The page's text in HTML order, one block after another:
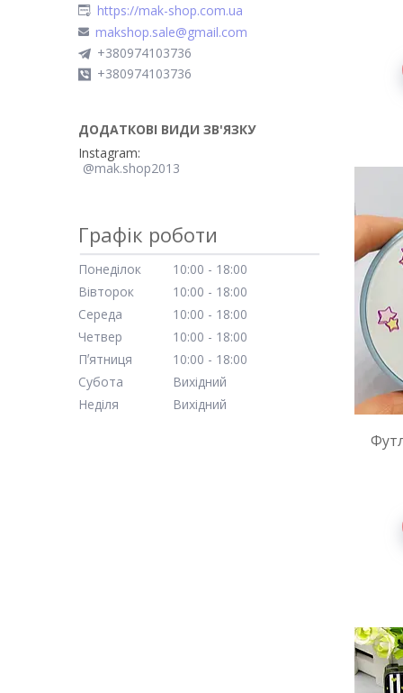
https://mak-shop.com.ua
makshop.sale@gmail.com
+380974103736
+380974103736
Instagram
@mak.shop2013
Графік роботи
Понеділок 10:00
18:00
Вівторок
10:00
18:00
Середа
10:00
18:00
Четвер
10:00
18:00
Пʼятниця
10:00
18:00
Субота
Вихідний
Неділя
Вихідний